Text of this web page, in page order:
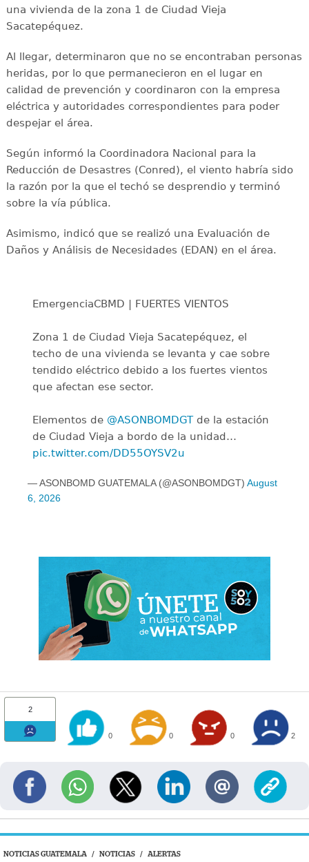
una vivienda de la zona 1 de Ciudad Vieja
Sacatepéquez.
Al llegar, determinaron que no se encontraban personas
heridas, por lo que permanecieron en el lugar en
calidad de prevención y coordinaron con la empresa
eléctrica y autoridades correspondientes para poder
despejar el área.
Según informó la Coordinadora Nacional para la
Reducción de Desastres (Conred), el viento habría sido
la razón por la que el techó se desprendio y terminó
sobre la vía pública.
Asimismo, indicó que se realizó una Evaluación de
Daños y Análisis de Necesidades (EDAN) en el área.
EmergenciaCBMD | FUERTES VIENTOS
Zona 1 de Ciudad Vieja Sacatepéquez, el
techo de una vivienda se levanta y cae sobre
tendido eléctrico debido a los fuertes vientos
que afectan ese sector.
Elementos de @ASONBOMDGTde la estación
de Ciudad Vieja a bordo de la unidad…
pic.twitter.com/DD55OYSV2u
— ASONBOMD GUATEMALA (@ASONBOMDGT) August
6, 2026
2
0 0 0 2
NOTICIAS GUATEMALA / NOTICIAS / ALERTAS